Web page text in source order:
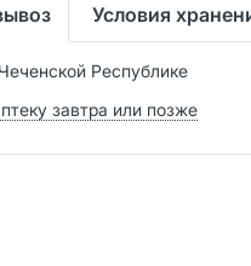
Условия
Республике
завтра или позже